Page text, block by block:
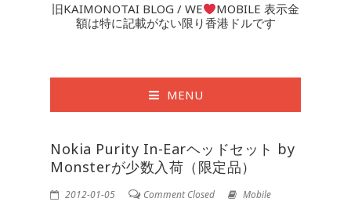
旧KAIMONOTAI BLOG / WE
MOBILE 表示金
額は特に記載がない限り香港ドルです
MENU
Nokia Purity In-Earヘッドセット by
Monsterが少数入荷（限定品）
2012-01-05 Comment Closed Mobile